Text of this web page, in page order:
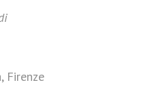
Firenze